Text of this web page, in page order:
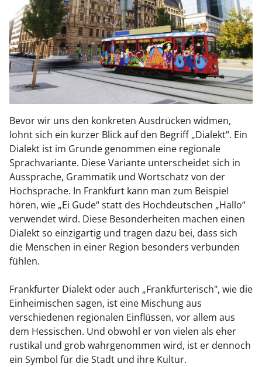
Bevor wir uns den konkreten Ausdrücken widmen,
lohnt sich ein kurzer Blick auf den Begriff „Dialekt“. Ein
Dialekt ist im Grunde genommen eine regionale
Sprachvariante. Diese Variante unterscheidet sich in
Aussprache, Grammatik und Wortschatz von der
Hochsprache. In Frankfurt kann man zum Beispiel
hören, wie „Ei Gude“ statt des Hochdeutschen „Hallo“
verwendet wird. Diese Besonderheiten machen einen
Dialekt so einzigartig und tragen dazu bei, dass sich
die Menschen in einer Region besonders verbunden
fühlen.
Frankfurter Dialekt oder auch „Frankfurterisch", wie die
Einheimischen sagen, ist eine Mischung aus
verschiedenen regionalen Einflüssen, vor allem aus
dem Hessischen. Und obwohl er von vielen als eher
rustikal und grob wahrgenommen wird, ist er dennoch
ein Symbol für die Stadt und ihre Kultur.